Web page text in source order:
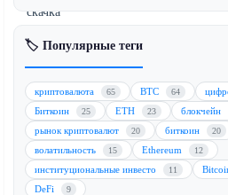
скачка
иены,
вызванного
растущими
опасениями
по
поводу
государственных
интервенций
🏷️ Популярные теги
криптовалюта 65 BTC 64
Биткоин 25 ETH 23 блокчейн
рынок криптовалют 20 биткоин 20
волатильность 15 Ethereum 12
институциональные инвесто 11
DeFi 9